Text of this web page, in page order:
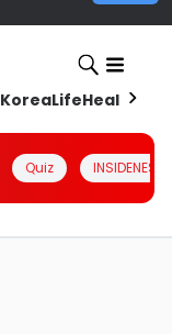
KoreaLifeHealth
Quiz INSIDENESIA